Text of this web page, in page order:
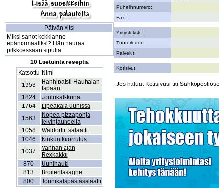
Päivän vitsi
Miksi sanot kokkianne
epänormaaliksi? Hän nauraa
pilkkoessaan sipulia.
10 Luetuinta reseptiä
Katsottu Nimi
1953
Hanhipaisti Hauhalan
tapaan
1824
Joulukalkkuna
1764
Lipeäkala uunissa
1563
Nopea pizzapohja
leivinjauheella
1058
Waldorfin salaatti
1046
Kinkun kuorrutus
1037
Vanhan ajan
Rexkakku
870
Uunihauki
813
Broilerilasagne
800
Tonnikalapastasalaatti
Puhelinnumero:
Fax:
Yritysteksti:
Tuotetiedot:
Palvelut:
Kotisivut:
Jos haluat Kotisivusi tai